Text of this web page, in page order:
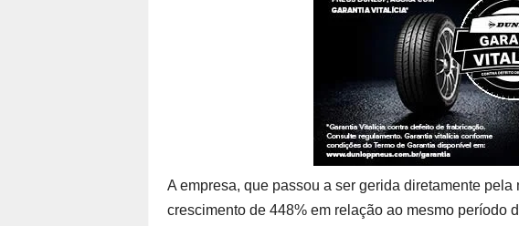
A empresa, que passou a ser gerida diretamente
crescimento de 448% em relação ao mesmo período